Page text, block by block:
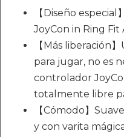
【Diseño
JoyCon in Ring
【Más liberación
para jugar, no es
controlador
totalmente libre
【Cómodo】
y con varita